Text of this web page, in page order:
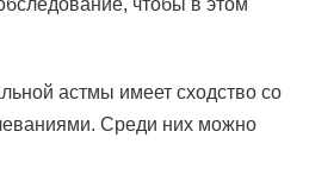
чтобы в этом
астмы имеет сходство со
Среди них можно